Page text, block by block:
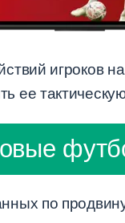
игроков
ее
по